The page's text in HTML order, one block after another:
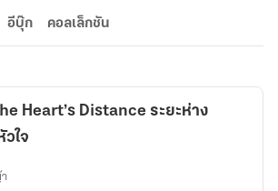
อีบุ๊ก คอลเล็กชัน
Heart’s Distance ระยะห่าง
วใจ